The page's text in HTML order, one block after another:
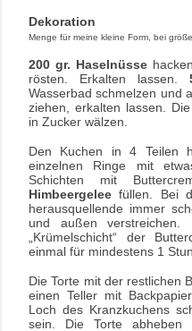
Dekoration
Menge für meine kleine Form, bei
200 gr. Haselnüsse
rösten. Erkalten lassen.
Wasserbad schmelzen und
ziehen, erkalten lassen. Die
in Zucker wälzen.
Den Kuchen in 4 Teilen
einzelnen Ringe mit
Schichten mit
Himbeergeleefüllen. Bei
herausquellende immer
und außen
„Krümelschicht“ der
einmal für mindestens 1
Die Torte mit der restlichen
einen Teller mit
Loch des Kranzkuchens
sein. Die Torte abheben